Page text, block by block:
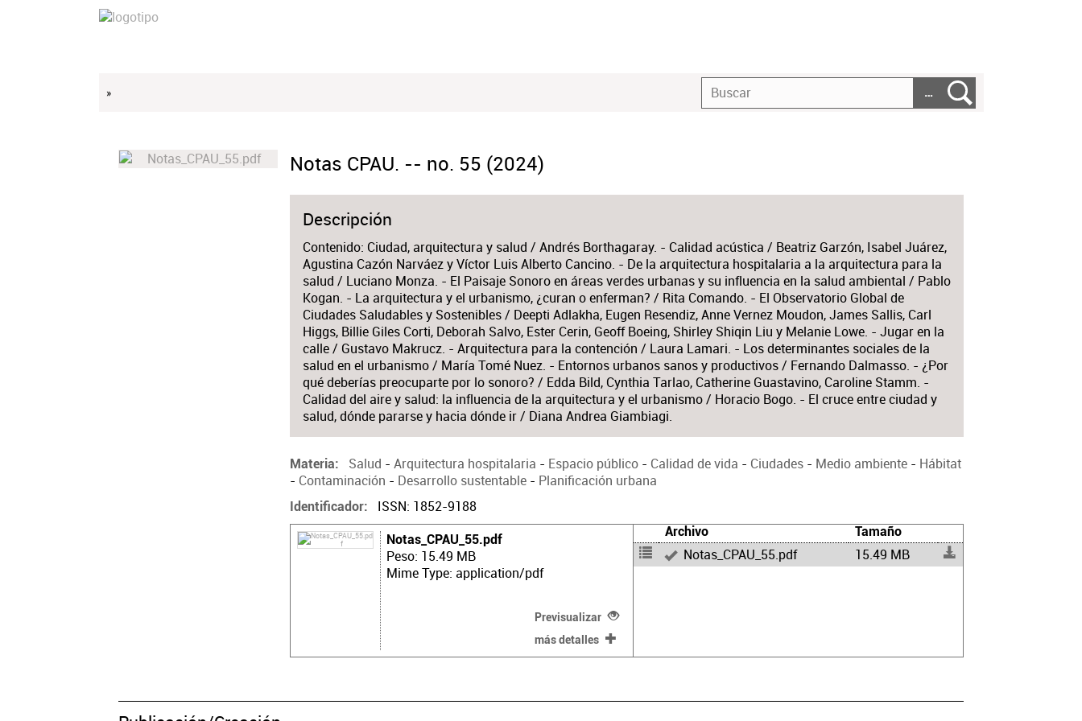
» …
Notas CPAU. -- no. 55 (2024)
Descripción
Contenido: Ciudad, arquitectura y salud / Andrés Borthagaray. - Calidad acústica / Beatriz Garzón, Isabel Juárez,
Agustina Cazón Narváez y Víctor Luis Alberto Cancino. - De la arquitectura hospitalaria a la arquitectura para la
salud / Luciano Monza. - El Paisaje Sonoro en áreas verdes urbanas y su influencia en la salud ambiental / Pablo
Kogan. - La arquitectura y el urbanismo, ¿curan o enferman? / Rita Comando. - El Observatorio Global de
Ciudades Saludables y Sostenibles / Deepti Adlakha, Eugen Resendiz, Anne Vernez Moudon, James Sallis, Carl
Higgs, Billie Giles Corti, Deborah Salvo, Ester Cerin, Geoff Boeing, Shirley Shiqin Liu y Melanie Lowe. - Jugar en la
calle / Gustavo Makrucz. - Arquitectura para la contención / Laura Lamari. - Los determinantes sociales de la
salud en el urbanismo / María Tomé Nuez. - Entornos urbanos sanos y productivos / Fernando Dalmasso. - ¿Por
qué deberías preocuparte por lo sonoro? / Edda Bild, Cynthia Tarlao, Catherine Guastavino, Caroline Stamm. -
Calidad del aire y salud: la influencia de la arquitectura y el urbanismo / Horacio Bogo. - El cruce entre ciudad y
salud, dónde pararse y hacia dónde ir / Diana Andrea Giambiagi.
Materia Salud - Arquitectura hospitalaria - Espacio público- Calidad de vida - Ciudades- Medio ambiente- Hábitat
- Contaminación - Desarrollo sustentable - Planificación urbana
Identificador ISSN: 1852-9188
Notas_CPAU_55.pdf
Peso: 15.49 MB
Mime Type: application/pdf
Previsualizar
más detalles
Archivo Tamaño
Notas_CPAU_55.pdf 15.49 MB